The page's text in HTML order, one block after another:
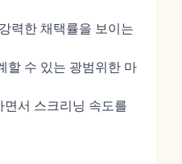
력한 채택률을 보이는
할 수 있는 광범위한 마
서 스크리닝 속도를